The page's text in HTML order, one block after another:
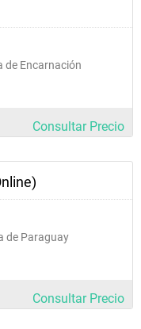
de Encarnación
Consultar Precio
de Paraguay
Consultar Precio